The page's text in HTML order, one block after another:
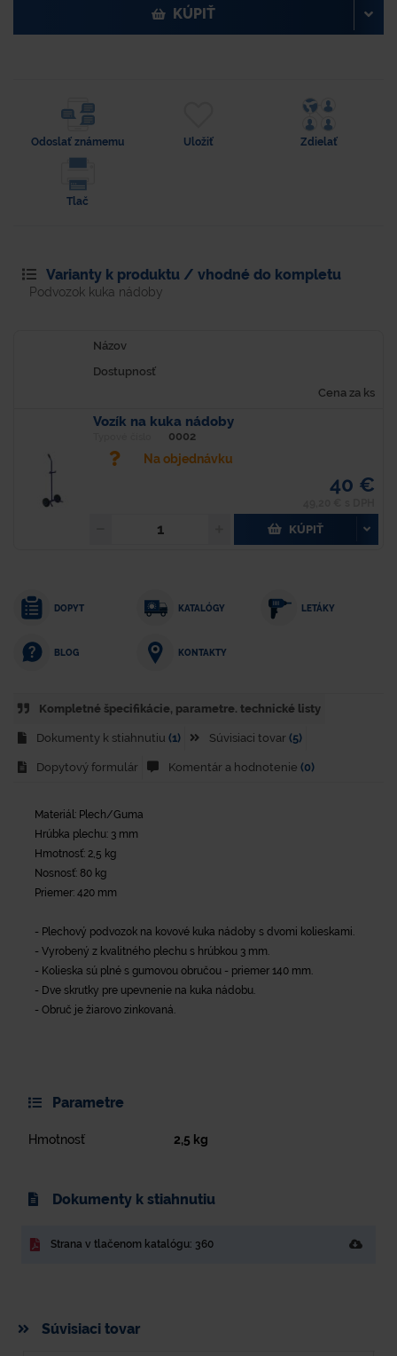
KÚPIŤ
Odoslať známemu Uložiť Zdielať
Tlač
Varianty k produktu / vhodné do kompletu
Podvozok kuka nádoby
Názov
Dostupnosť
Cena za ks
Vozík na kuka nádoby
0002
Na objednávku
40 €
KÚPIŤ
DOPYT KATALÓGY LETÁKY
BLOG KONTAKTY
Kompletné špecifikácie, parametre. technické listy
Dokumenty k stiahnutiu (1) Súvisiaci tovar (5)
Dopytový formulár Komentár a hodnotenie (0)
Materiál: Plech/Guma
Hrúbka plechu: 3 mm
Hmotnosť: 2,5 kg
Nosnosť: 80 kg
Priemer: 420 mm
- Plechový podvozok na kovové kuka nádoby s dvomi kolieskami.
- Vyrobený z kvalitného plechu s hrúbkou 3 mm.
- Kolieska sú plné s gumovou obručou - priemer 140 mm.
- Dve skrutky pre upevnenie na kuka nádobu.
- Obruč je žiarovo zinkovaná.
Parametre
Hmotnosť 2,5 kg
Dokumenty k stiahnutiu
Strana v tlačenom katalógu: 360
Súvisiaci tovar